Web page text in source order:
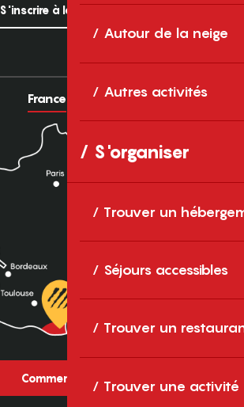
Autour de la neige
Autres activités
S'organiser
Trouver un
Séjours accessibles
Trouver un
Trouver une activité
S'inscrire à la newsletter
France Europe
Comment venir ?